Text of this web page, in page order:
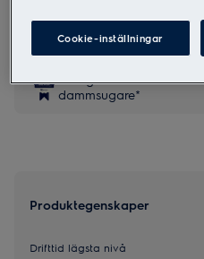
Säkerhetsinstruktioner och
förordning 2023/988 finns
manualen för säker
Sveriges mest sålda
dammsugare*
Produktegenskaper
Drifttid lägsta nivå
Cookie-inställningar